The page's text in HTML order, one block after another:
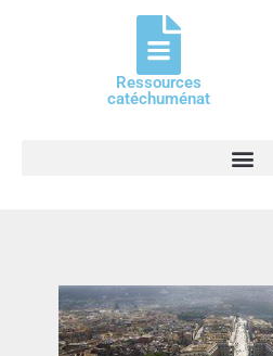
Ressources
catéchuménat